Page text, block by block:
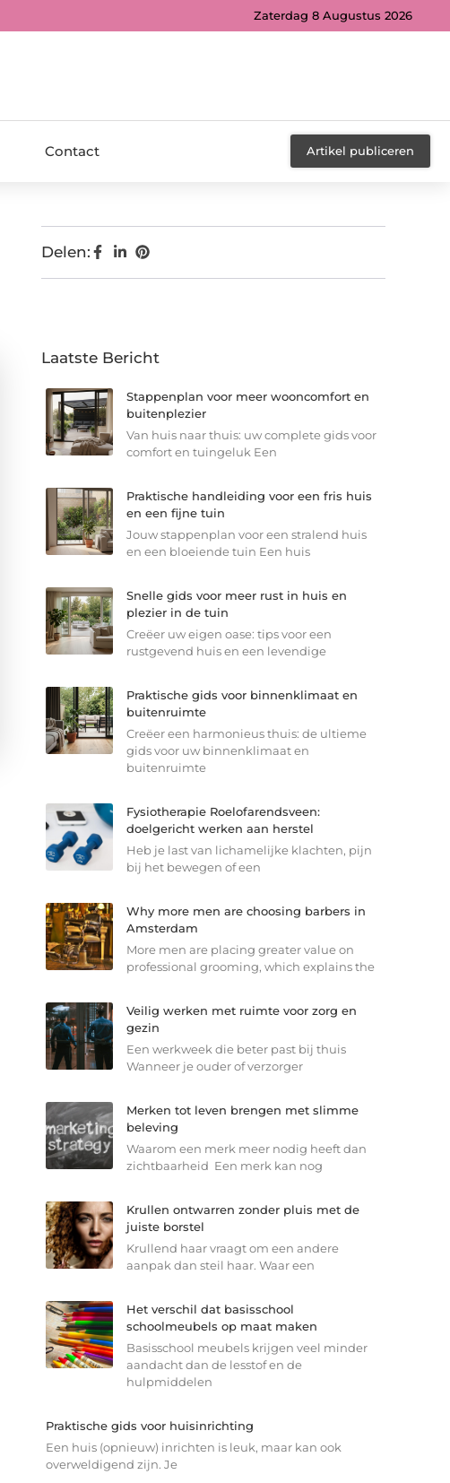
Zaterdag 8 Augustus 2026
Contact Artikel publiceren
Delen:
Laatste Bericht
Stappenplan voor meer wooncomfort en
buitenplezier
Van huis naar thuis: uw complete gids voor
comfort en tuingeluk Een
Praktische handleiding voor een fris huis
en een fijne tuin
Jouw stappenplan voor een stralend huis
en een bloeiende tuin Een huis
Snelle gids voor meer rust in huis en
plezier in de tuin
Creëer uw eigen oase: tips voor een
rustgevend huis en een levendige
Praktische gids voor binnenklimaat en
buitenruimte
Creëer een harmonieus thuis: de ultieme
gids voor uw binnenklimaat en
buitenruimte
Fysiotherapie Roelofarendsveen:
doelgericht werken aan herstel
Heb je last van lichamelijke klachten, pijn
bij het bewegen of een
Why more men are choosing barbers in
Amsterdam
More men are placing greater value on
professional grooming, which explains the
Veilig werken met ruimte voor zorg en
gezin
Een werkweek die beter past bij thuis
Wanneer je ouder of verzorger
Merken tot leven brengen met slimme
beleving
Waarom een merk meer nodig heeft dan
zichtbaarheid Een merk kan nog
Krullen ontwarren zonder pluis met de
juiste borstel
Krullend haar vraagt om een andere
aanpak dan steil haar. Waar een
Het verschil dat basisschool
schoolmeubels op maat maken
Basisschool meubels krijgen veel minder
aandacht dan de lesstof en de
hulpmiddelen
Praktische gids voor huisinrichting
Een huis (opnieuw) inrichten is leuk, maar kan ook
overweldigend zijn. Je